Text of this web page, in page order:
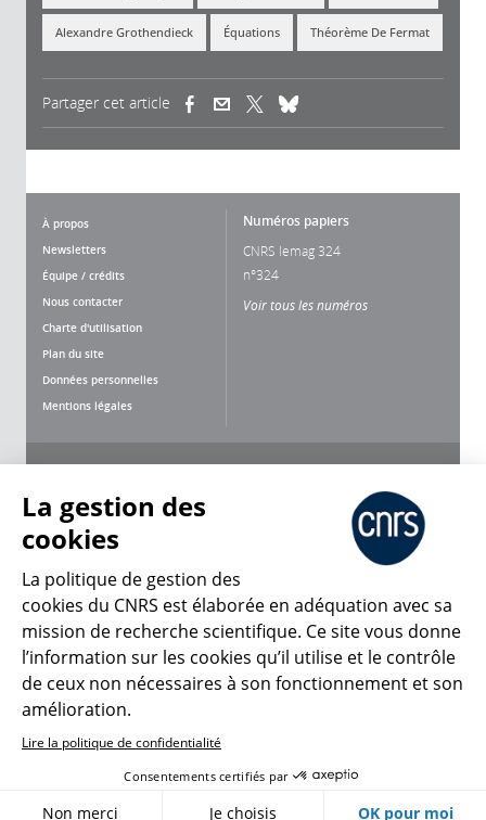
Alexandre Grothendieck Équations Théorème De Fermat
Partager cet article (link is external)(link is external)
À propos
Newsletters
Équipe / crédits
Nous contacter
Charte d'utilisation
Plan du site
Données personnelles
Mentions légales
Numéros papiers
CNRS lemag 324
n°324
Voir tous les numéros
CNRS Le Mag
© 2026, CNRS
Créer un compte Se connecter
Gestion des cookies
La gestion des
cookies
La politique de gestion des
cookies du CNRS est élaborée en adéquation avec sa
mission de recherche scientifique. Ce site vous donne
l’information sur les cookies qu’il utilise et le contrôle
de ceux non nécessaires à son fonctionnement et son
amélioration.
Lire la politique de confidentialité
Consentements certifiés par
Non merci Je choisis OK pour moi